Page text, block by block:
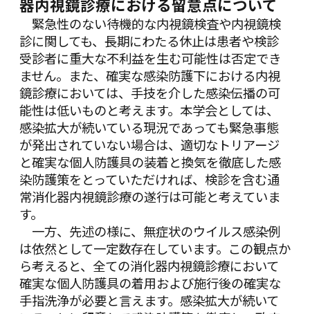
器内視鏡診療における留意点について
緊急性のない待機的な内視鏡検査や内視鏡検
診に関しても、長期にわたる休止は患者や検診
受診者に重大な不利益を生む可能性は否定でき
ません。また、確実な感染防護下における内視
鏡診療においては、手技を介した感染伝播の可
能性は低いものと考えます。本学会としては、
感染拡大が続いている現況であっても緊急事態
が発出されていない場合は、適切なトリアージ
と確実な個人防護具の装着と換気を徹底した感
染防護策をとっていただければ、検診を含む通
常消化器内視鏡診療の遂行は可能と考えていま
す。
一方、先述の様に、無症状のウイルス感染例
は依然として一定数存在しています。この観点か
ら考えると、全ての消化器内視鏡診療において
確実な個人防護具の着用および施行後の確実な
手指洗浄が必要と言えます。感染拡大が続いて